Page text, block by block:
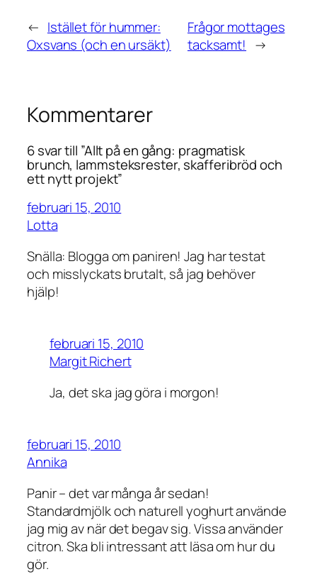
← Istället för hummer:
Oxsvans (och en ursäkt)
Frågor mottages
tacksamt! →
Kommentarer
6 svar till ”Allt på en gång: pragmatisk
brunch, lammsteksrester, skafferibröd och
ett nytt projekt”
februari 15, 2010
Lotta
Snälla: Blogga om paniren! Jag har testat
och misslyckats brutalt, så jag behöver
hjälp!
februari 15, 2010
Margit Richert
Ja, det ska jag göra i morgon!
februari 15, 2010
Annika
Panir – det var många år sedan!
Standardmjölk och naturell yoghurt använde
jag mig av när det begav sig. Vissa använder
citron. Ska bli intressant att läsa om hur du
gör.